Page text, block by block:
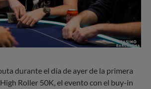
durante el día de ayer de la primera
Roller 50K, el evento con el buy-in